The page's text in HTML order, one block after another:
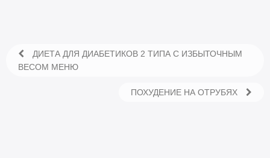
ДИЕТА ДЛЯ ДИАБЕТИКОВ 2 ТИПА С ИЗБЫТОЧНЫМ
ВЕСОМ МЕНЮ
ПОХУДЕНИЕ НА ОТРУБЯХ